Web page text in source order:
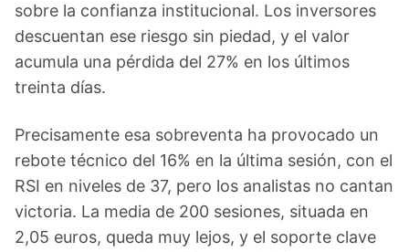
sobre la confianza institucional. Los inversores
descuentan ese riesgo sin piedad, y el valor
acumula una pérdida del 27% en los últimos
treinta días.
Precisamente esa sobreventa ha provocado un
rebote técnico del 16% en la última sesión, con el
RSI en niveles de 37, pero los analistas no cantan
victoria. La media de 200 sesiones, situada en
2,05 euros, queda muy lejos, y el soporte clave